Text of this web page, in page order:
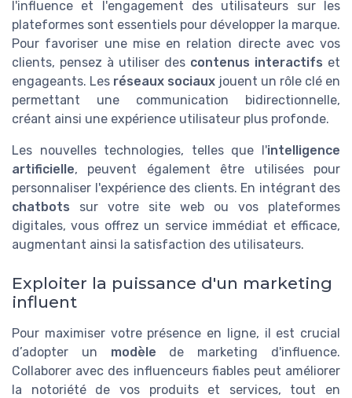
l'influence et l'engagement des utilisateurs sur les
plateformes sont essentiels pour développer la marque.
Pour favoriser une mise en relation directe avec vos
clients, pensez à utiliser des contenus interactifs et
engageants. Les réseaux sociaux jouent un rôle clé en
permettant une communication bidirectionnelle,
créant ainsi une expérience utilisateur plus profonde.
Les nouvelles technologies, telles que l'intelligence
artificielle, peuvent également être utilisées pour
personnaliser l'expérience des clients. En intégrant des
chatbots sur votre site web ou vos plateformes
digitales, vous offrez un service immédiat et efficace,
augmentant ainsi la satisfaction des utilisateurs.
Exploiter la puissance d'un marketing
influent
Pour maximiser votre présence en ligne, il est crucial
d’adopter un modèle de marketing d'influence.
Collaborer avec des influenceurs fiables peut améliorer
la notoriété de vos produits et services, tout en